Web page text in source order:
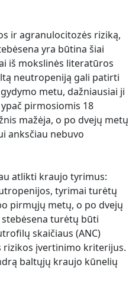
ir agranulocitozės riziką,
yra būtina šiai
iš mokslinės literatūros
neutropeniją gali patirti
metu, dažniausiai ji
pirmosiomis 18
mažėja, o po dvejų metų
anksčiau nebuvo
atlikti kraujo tyrimus:
tyrimai turėtų
pirmųjų metų, o po dvejų
turėtų būti
skaičiaus (ANC)
įvertinimo kriterijus.
baltųjų kraujo kūnelių